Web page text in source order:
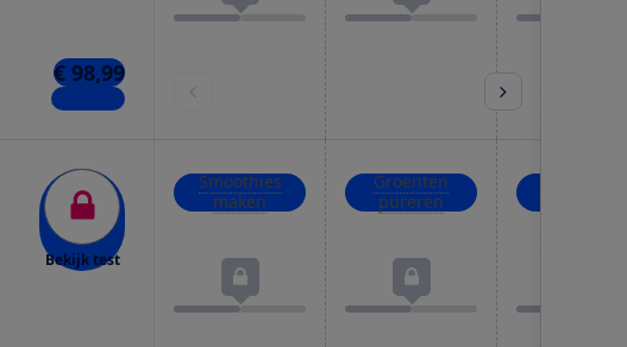
€ 98,99
2 winkels
Bekijk test
Smoothies
maken
Groenten
pureren